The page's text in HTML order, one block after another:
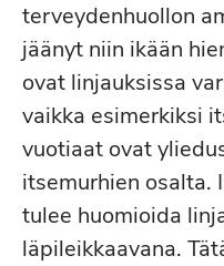
terveydenhuollon
jäänyt niin ikään
ovat linjauksissa
vaikka esimerkiksi
vuotiaat ovat
itsemurhien osalta.
tulee huomioida
läpileikkaavana.